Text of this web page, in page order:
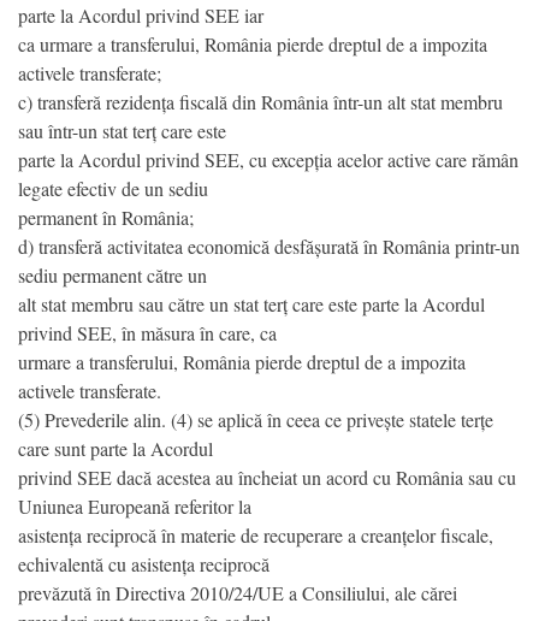
parte la Acordul privind SEE iar
ca urmare a transferului, România pierde dreptul de a impozita
activele transferate;
c) transferă rezidența fiscală din România într-un alt stat membru
sau într-un stat terț care este
parte la Acordul privind SEE, cu excepția acelor active care rămân
legate efectiv de un sediu
permanent în România;
d) transferă activitatea economică desfășurată în România printr-un
sediu permanent către un
alt stat membru sau către un stat terț care este parte la Acordul
privind SEE, în măsura în care, ca
urmare a transferului, România pierde dreptul de a impozita
activele transferate.
(5) Prevederile alin. (4) se aplică în ceea ce privește statele terțe
care sunt parte la Acordul
privind SEE dacă acestea au încheiat un acord cu România sau cu
Uniunea Europeană referitor la
asistența reciprocă în materie de recuperare a creanțelor fiscale,
echivalentă cu asistența reciprocă
prevăzută în Directiva 2010/24/UE a Consiliului, ale cărei